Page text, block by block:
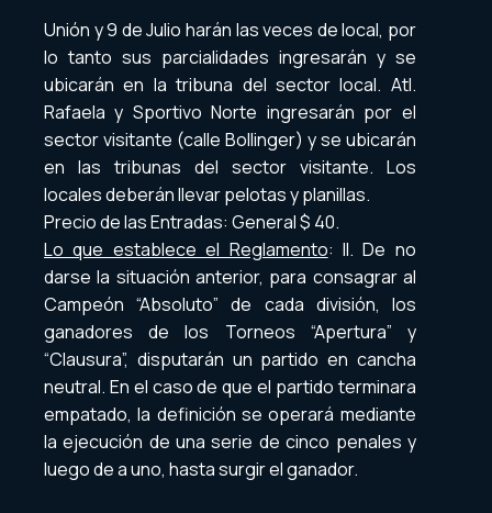
Unión y 9 de Julio harán las veces de local, por
lo tanto sus parcialidades ingresarán y se
ubicarán en la tribuna del sector local. Atl.
Rafaela y Sportivo Norte ingresarán por el
sector visitante (calle Bollinger) y se ubicarán
en las tribunas del sector visitante. Los
locales deberán llevar pelotas y planillas.
Precio de las Entradas: General $ 40.
Lo que establece el Reglamento: II. De no
darse la situación anterior, para consagrar al
Campeón “Absoluto” de cada división, los
ganadores de los Torneos “Apertura” y
“Clausura”, disputarán un partido en cancha
neutral. En el caso de que el partido terminara
empatado, la definición se operará mediante
la ejecución de una serie de cinco penales y
luego de a uno, hasta surgir el ganador.